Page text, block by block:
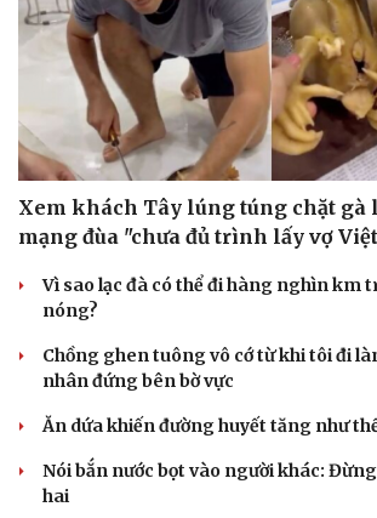
Tư vấn
Săn Tour
Câu
Xem khách Tây lúng túng chặt gà
mạng đùa "chưa đủ trình lấy vợ
Vì sao lạc đà có thể đi hàng nghìn km
nóng?
Chồng ghen tuông vô cớ từ khi tôi đi
nhân đứng bên bờ vực
Ăn dứa khiến đường huyết tăng như
Nói bắn nước bọt vào người khác:
hai